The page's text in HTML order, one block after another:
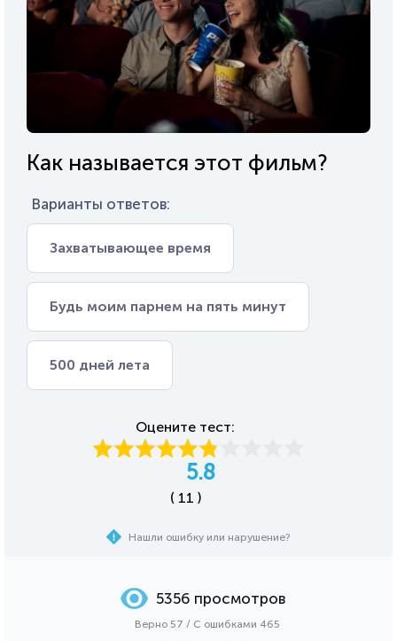
Как называется этот фильм?
Варианты ответов:
Захватывающее время
Будь моим парнем на пять минут
500 дней лета
Оцените тест:
5.8
( 11 )
Нашли ошибку или нарушение?
5356 просмотров
Верно 57 / С ошибками 465